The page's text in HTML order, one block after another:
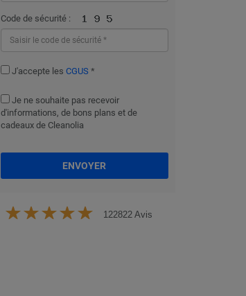
Code de sécurité :
J'accepte les CGUS *
Je ne souhaite pas recevoir
d'informations, de bons plans et de
cadeaux de Cleanolia
ENVOYER
122822 Avis